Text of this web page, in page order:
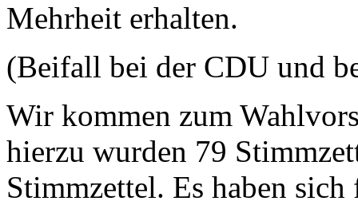
Mehrheit erhalten.
(Beifall bei der CDU und
Wir kommen zum
hierzu wurden 79
Stimmzettel. Es haben